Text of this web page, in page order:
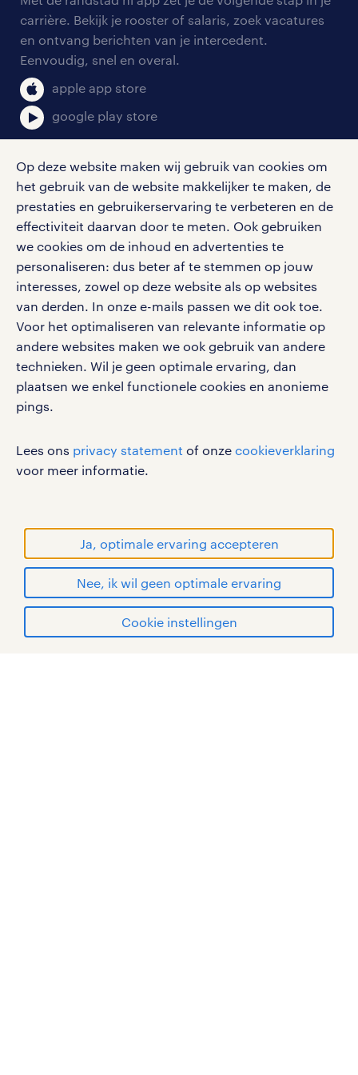
Op deze website maken wij gebruik van cookies om
het gebruik van de website makkelijker te maken, de
prestaties en gebruikerservaring te verbeteren en de
effectiviteit daarvan door te meten. Ook gebruiken
we cookies om de inhoud en advertenties te
personaliseren: dus beter af te stemmen op jouw
interesses, zowel op deze website als op websites
van derden. In onze e-mails passen we dit ook toe.
Voor het optimaliseren van relevante informatie op
andere websites maken we ook gebruik van andere
technieken. Wil je geen optimale ervaring, dan
plaatsen we enkel functionele cookies en anonieme
pings.
Lees ons privacy statement of onze cookieverklaring
voor meer informatie.
Ja, optimale ervaring accepteren
Nee, ik wil geen optimale ervaring
Cookie instellingen
aanmelden nieuwsbrief
blogs en artikelen
salarischecker
bruto-netto calculator
onze vestigingen
pers
klachten en misstanden
carrière. Bekijk je rooster of salaris, zoek vacatures
en ontvang berichten van je intercedent.
Eenvoudig, snel en overal.
apple app store
google play store
social media
Volg ons voor de leukste content omtrent
vacatures, solliciteren en inspiratie.
werken bij randstad
gebruikersvoorwaarden
privacystatement
cookies
handelsmerken van Randstad N.V.
© Randstad 2026